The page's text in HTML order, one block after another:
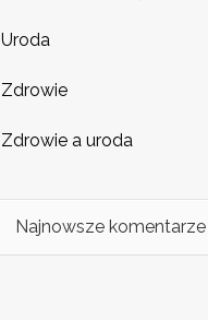
Uroda
Zdrowie
Zdrowie a uroda
Najnowsze komentarze